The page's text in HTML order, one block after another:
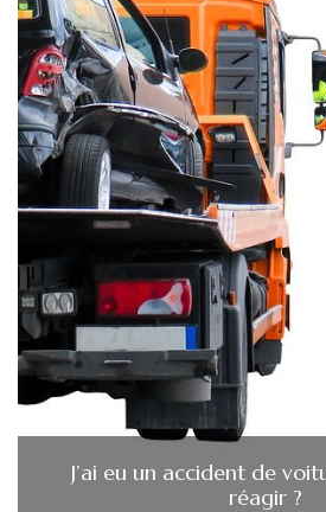
J’ai eu un accident de
réagir ?